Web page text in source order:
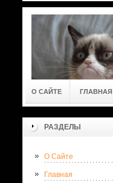
О САЙТЕ ГЛАВНАЯ
РАЗДЕЛЫ
О Сайте
Главная